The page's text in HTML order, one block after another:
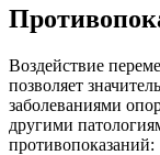
Воздействие
позволяет
заболеваниями
другими
противопоказаний: